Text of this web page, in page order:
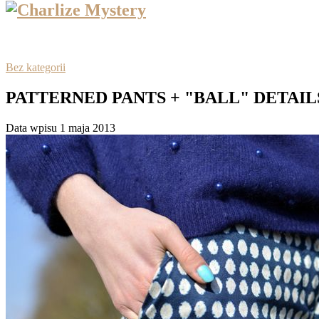
Bez kategorii
PATTERNED PANTS + "BALL"
Data wpisu 1 maja 2013